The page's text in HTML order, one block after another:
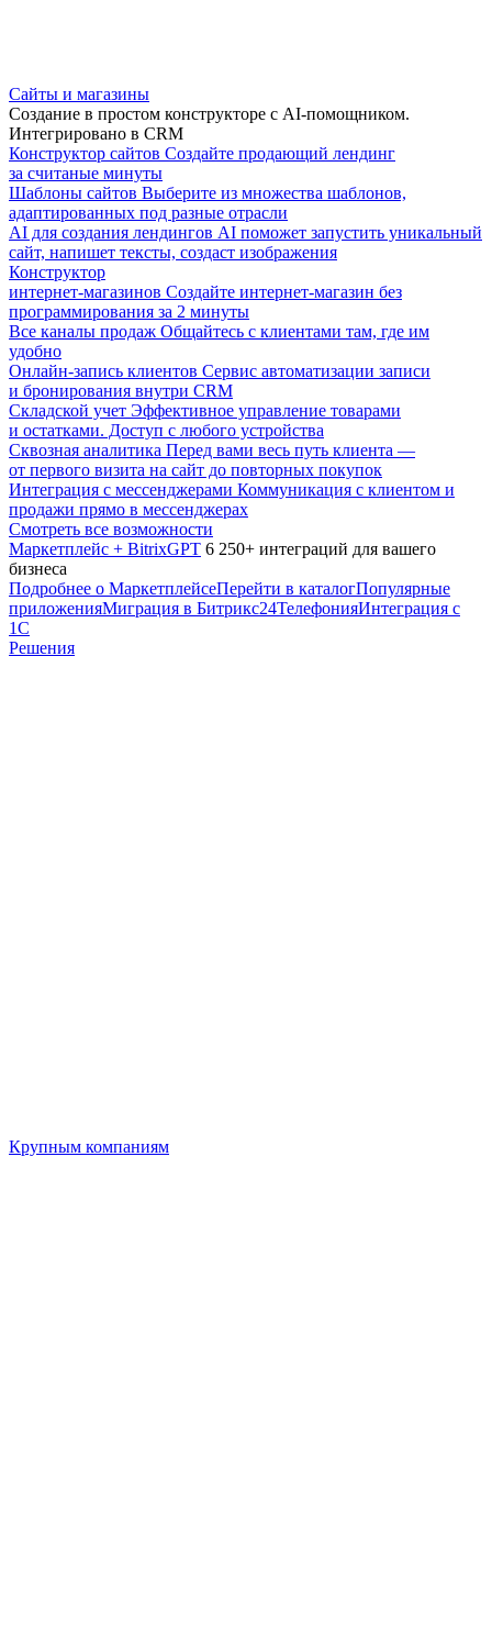
Сайты и магазины
Создание в простом конструкторе с AI-помощником.
Интегрировано в CRM
Конструктор сайтов Создайте продающий лендинг
за считаные минуты
Шаблоны сайтов Выберите из множества шаблонов,
адаптированных под разные отрасли
AI для создания лендингов AI поможет запустить уникальный
сайт, напишет тексты, создаст изображения
Конструктор
интернет-магазинов Создайте интернет-магазин без
программирования за 2 минуты
Все каналы продаж Общайтесь с клиентами там, где им
удобно
Онлайн-запись клиентов Сервис автоматизации записи
и бронирования внутри CRM
Складской учет Эффективное управление товарами
и остатками. Доступ с любого устройства
Сквозная аналитика Перед вами весь путь клиента —
от первого визита на сайт до повторных покупок
Интеграция с мессенджерами Коммуникация с клиентом и
продажи прямо в мессенджерах
Смотреть все возможности
Маркетплейс + BitrixGPT 6 250+ интеграций для вашего
бизнеса
Подробнее о МаркетплейсеПерейти в каталогПопулярные
приложенияМиграция в Битрикс24ТелефонияИнтеграция с
1С
Решения
Крупным компаниям